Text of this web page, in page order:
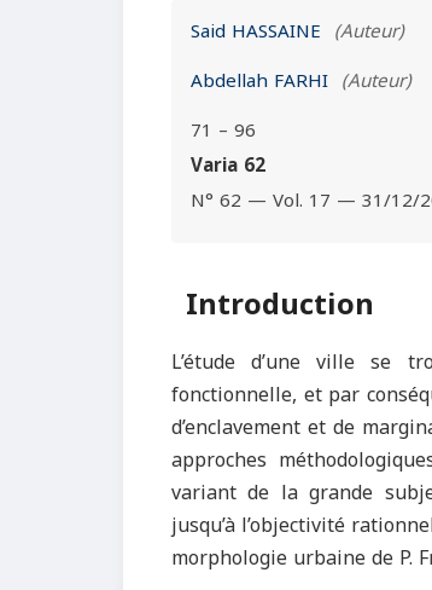
Said HASSAINE (Auteur)
Abdellah FARHI (Auteur)
71 – 96
Varia 62
N° 62 — Vol. 17 — 31/12/
Introduction
L’étude d’une ville se
fonctionnelle, et par
d’enclavement et de
approches
variant de la grande
jusqu’à l’objectivité
morphologie urbaine de P.